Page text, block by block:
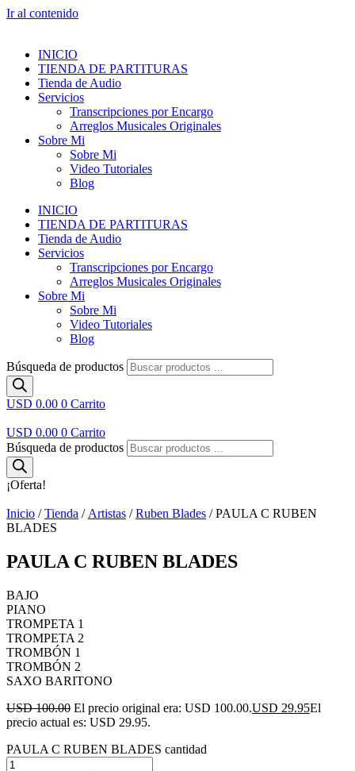
Ir al contenido
INICIO
TIENDA DE PARTITURAS
Tienda de Audio
Servicios
Transcripciones por Encargo
Arreglos Musicales Originales
Sobre Mi
Sobre Mi
Video Tutoriales
Blog
INICIO
TIENDA DE PARTITURAS
Tienda de Audio
Servicios
Transcripciones por Encargo
Arreglos Musicales Originales
Sobre Mi
Sobre Mi
Video Tutoriales
Blog
Búsqueda de productos
USD 0.00 0 Carrito
USD 0.00 0 Carrito
Búsqueda de productos
¡Oferta!
Inicio /Tienda / Artistas /Ruben Blades / PAULA C RUBEN
BLADES
PAULA C RUBEN BLADES
BAJO
PIANO
TROMPETA 1
TROMPETA 2
TROMBÓN 1
TROMBÓN 2
SAXO BARITONO
USD 100.00 El precio original era: USD 100.00.USD 29.95El
precio actual es: USD 29.95.
PAULA C RUBEN BLADES cantidad